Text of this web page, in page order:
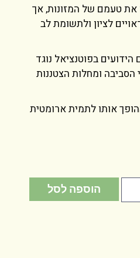
את טעמם של המזונות, אך
לציון ולתשומת לב
בפוטנציאל נוגד
ומחלות הצטננות
אותו לתמית ארומטית
הוספה לסל